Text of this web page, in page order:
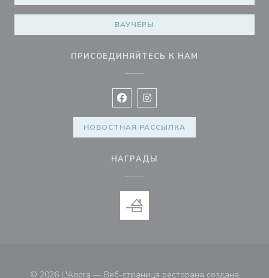
ВАУЧЕРЫ
ПРИСОЕДИНЯЙТЕСЬ К НАМ
Facebook ((открывается в новом
Instagram ((открывается в
НОВОСТНАЯ РАССЫЛКА
НАГРАДЫ
© 2026 L'Agora — Веб-страница ресторана создана